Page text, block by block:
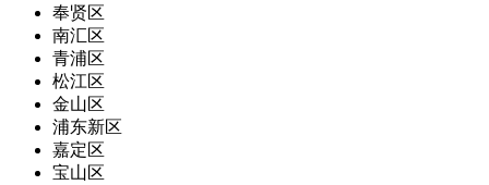
奉贤区
南汇区
青浦区
松江区
金山区
浦东新区
嘉定区
宝山区